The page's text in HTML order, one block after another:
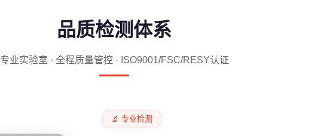
品质检测体系
专业实验室 · 全程质量管控 · ISO9001/FSC/RESY认证
🔬 专业检测